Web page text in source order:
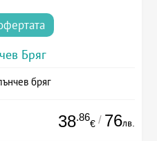
Бряг
бряг
38.86
€ / 76лв.